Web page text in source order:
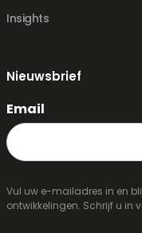
Insights
Nieuwsbrief
Email
Vul uw e-mailadres in en
ontwikkelingen. Schrijf u in